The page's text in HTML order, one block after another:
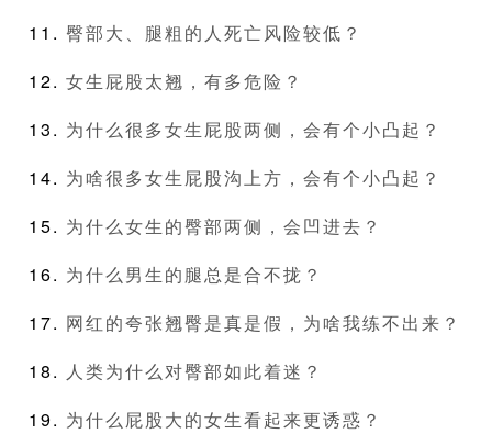
臀部大、腿粗的人死亡风险较低？
女生屁股太翘，有多危险？
为什么很多女生屁股两侧，会有个小凸起？
为啥很多女生屁股沟上方，会有个小凸起？
为什么女生的臀部两侧，会凹进去？
为什么男生的腿总是合不拢？
网红的夸张翘臀是真是假，为啥我练不出来？
人类为什么对臀部如此着迷？
为什么屁股大的女生看起来更诱惑？